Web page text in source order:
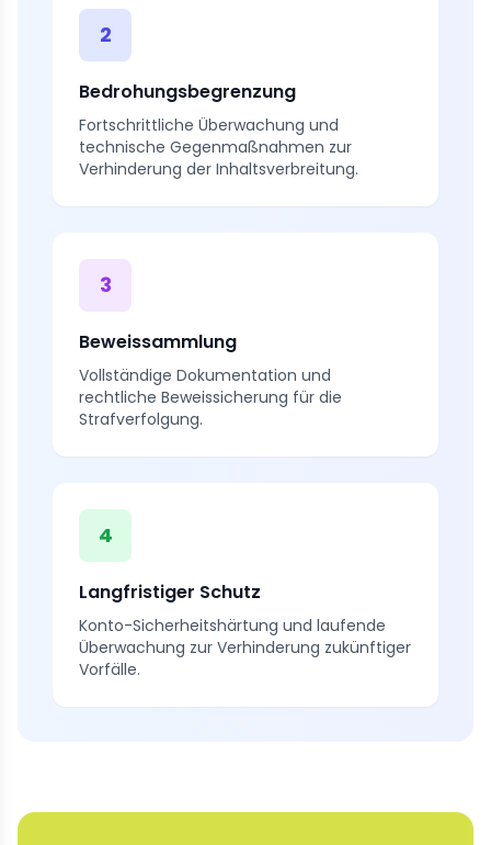
2
Bedrohungsbegrenzung
Fortschrittliche Überwachung und
technische Gegenmaßnahmen zur
Verhinderung der Inhaltsverbreitung.
3
Beweissammlung
Vollständige Dokumentation und
rechtliche Beweissicherung für die
Strafverfolgung.
4
Langfristiger Schutz
Konto-Sicherheitshärtung und laufende
Überwachung zur Verhinderung zukünftiger
Vorfälle.